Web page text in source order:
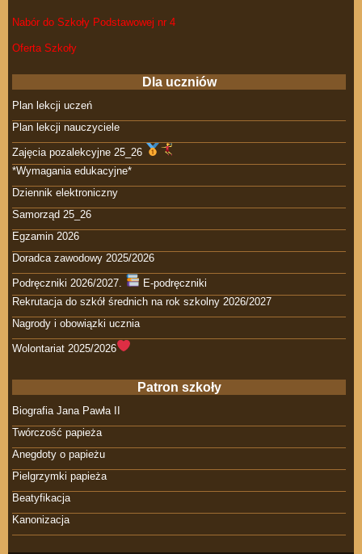
Nabór do Szkoły Podstawowej nr 4
Oferta Szkoły
Dla uczniów
Plan lekcji uczeń
Plan lekcji nauczyciele
Zajęcia pozalekcyjne 25_26
*Wymagania edukacyjne*
Dziennik elektroniczny
Samorząd 25_26
Egzamin 2026
Doradca zawodowy 2025/2026
Podręczniki 2026/2027.
E-podręczniki
Rekrutacja do szkół średnich na rok szkolny 2026/2027
Nagrody i obowiązki ucznia
Wolontariat 2025/2026
Patron szkoły
Biografia Jana Pawła II
Twórczość papieża
Anegdoty o papieżu
Pielgrzymki papieża
Beatyfikacja
Kanonizacja